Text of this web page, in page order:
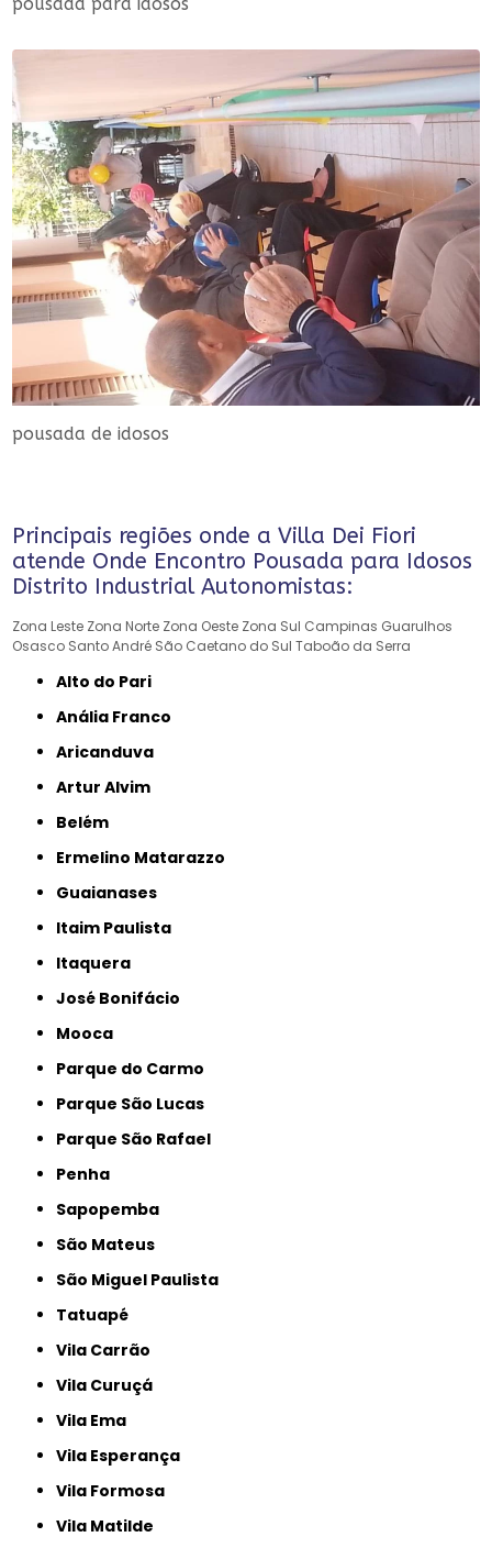
pousada de idosos
Principais regiões onde a Villa Dei Fiori
atende Onde Encontro Pousada para Idosos
Distrito Industrial Autonomistas:
Zona Leste Zona Norte Zona Oeste Zona Sul Campinas Guarulhos
Osasco Santo André São Caetano do Sul Taboão da Serra
Alto do Pari
Anália Franco
Aricanduva
Artur Alvim
Belém
Ermelino Matarazzo
Guaianases
Itaim Paulista
Itaquera
José Bonifácio
Mooca
Parque do Carmo
Parque São Lucas
Parque São Rafael
Penha
Sapopemba
São Mateus
São Miguel Paulista
Tatuapé
Vila Carrão
Vila Curuçá
Vila Ema
Vila Esperança
Vila Formosa
Vila Matilde